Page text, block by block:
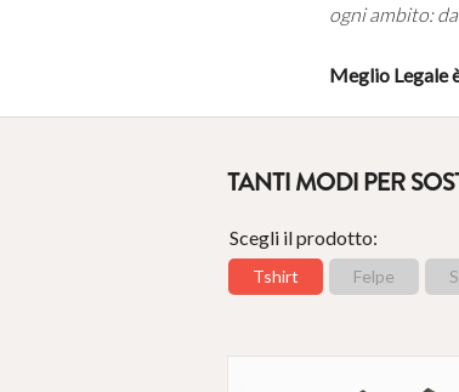
ogni ambito:
Meglio Legale
TANTI MODI PER
Scegli il prodotto:
Tshirt Felpe